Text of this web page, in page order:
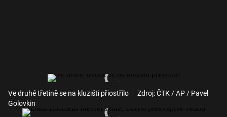
Ve druhé třetině se na kluzišti přiostřilo
Zdroj: ČTK / AP / Pavel
Golovkin